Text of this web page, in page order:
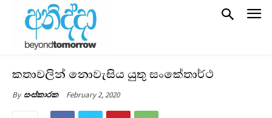
කතාවලින් නොවැසිය යුතු සංකේතාර්ථ
By සංස්කාරක February 2, 2020